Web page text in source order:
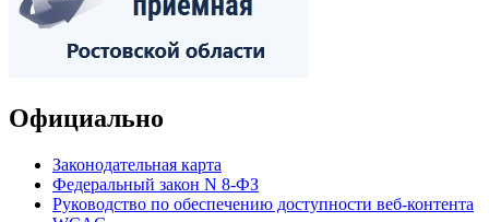
Официально
Законодательная карта
Федеральный закон N 8-ФЗ
Руководство по обеспечению доступности веб-контента